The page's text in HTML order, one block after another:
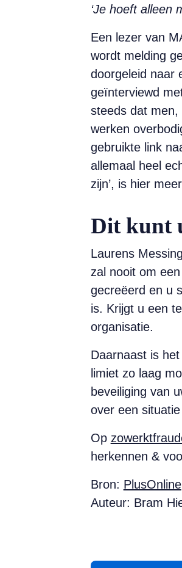
‘Je hoeft alleen
Een lezer van
wordt melding
doorgeleid naar
geïnterviewd
steeds dat men,
werken
gebruikte link
allemaal heel
zijn’, is hier
Dit kunt
Laurens
zal nooit om
gecreëerd en u
is. Krijgt u een
organisatie.
Daarnaast is
limiet zo laag
beveiliging van
over een
Op
herkennen &
Bron: PlusOnline
Auteur: Bram